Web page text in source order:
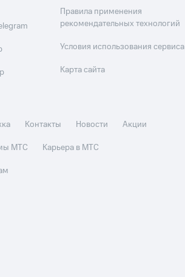
Правила применения
рекомендательных технологий
Условия использования сервиса
Карта сайта
Контакты Новости
Акции
МТС
Карьера в МТС